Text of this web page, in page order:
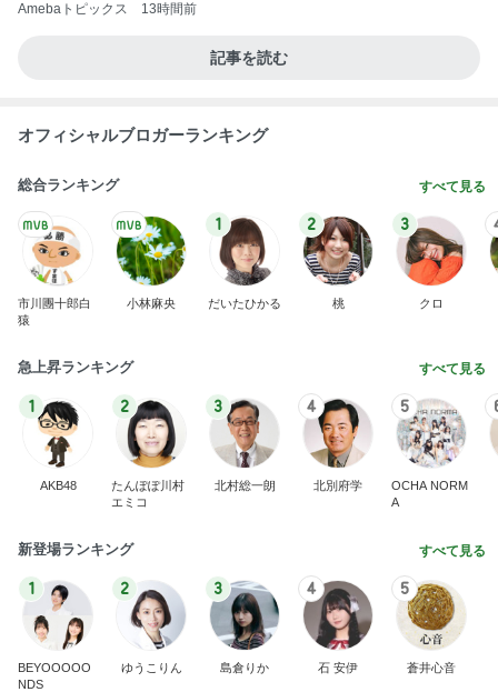
Amebaトピックス 13時間前
記事を読む
オフィシャルブロガーランキング
総合ランキング すべて見る
市川團十郎白
猿
小林麻央
1
だいたひかる
2
桃
3
クロ
急上昇ランキング すべて見る
1
AKB48
2
たんぽぽ川村
エミコ
3
北村総一朗
4
北別府学
5
OCHA NORM
A
新登場ランキング すべて見る
1
BEYOOOOO
NDS
2
ゆうこりん
3
島倉りか
4
石 安伊
5
蒼井心音